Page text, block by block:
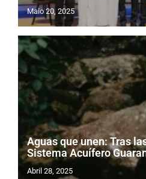
Maio 20, 2025
Aguas que unen: Tras
Sistema Acuífero
Abril 28, 2025